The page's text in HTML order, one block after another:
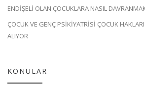
ENDİŞELİ OLAN ÇOCUKLARA NASIL
ÇOCUK VE GENÇ PSİKİYATRİSİ ÇOCUK
ALIYOR
KONULAR